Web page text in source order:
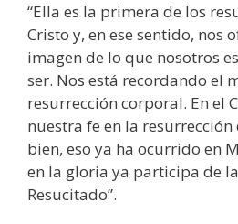
“Ella es la primera de los
Cristo y, en ese sentido, nos
imagen de lo que nosotros
ser. Nos está recordando el
resurrección corporal. En el
nuestra fe en la resurrección
bien, eso ya ha ocurrido en
en la gloria ya participa de
Resucitado”.